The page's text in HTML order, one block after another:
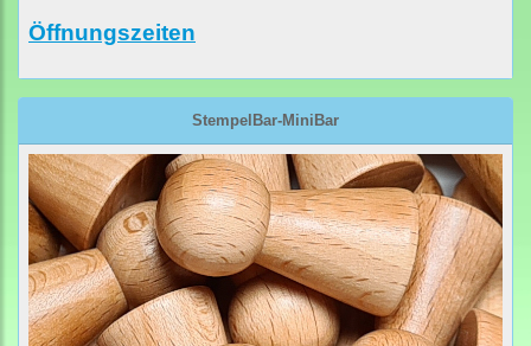
Öffnungszeiten
StempelBar-MiniBar